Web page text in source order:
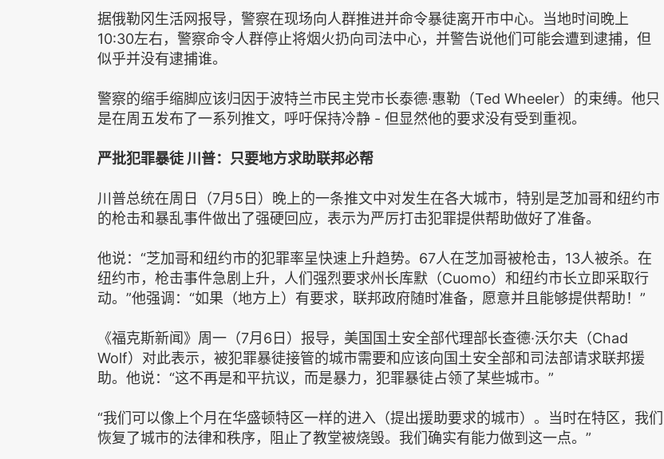
据俄勒冈生活网报导，警察在现场向人群推进并命令暴徒离开市中心。当地时间晚上
10:30左右，警察命令人群停止将烟火扔向司法中心，并警告说他们可能会遭到逮捕，但
似乎并没有逮捕谁。
警察的缩手缩脚应该归因于波特兰市民主党市长泰德·惠勒（Ted Wheeler）的束缚。他只
是在周五发布了一系列推文，呼吁保持冷静 - 但显然他的要求没有受到重视。
严批犯罪暴徒 川普：只要地方求助联邦必帮
川普总统在周日（7月5日）晚上的一条推文中对发生在各大城市，特别是芝加哥和纽约市
的枪击和暴乱事件做出了强硬回应，表示为严厉打击犯罪提供帮助做好了准备。
他说：“芝加哥和纽约市的犯罪率呈快速上升趋势。67人在芝加哥被枪击，13人被杀。在
纽约市，枪击事件急剧上升，人们强烈要求州长库默（Cuomo）和纽约市长立即采取行
动。”他强调：“如果（地方上）有要求，联邦政府随时准备，愿意并且能够提供帮助！”
《福克斯新闻》周一（7月6日）报导，美国国土安全部代理部长查德·沃尔夫（Chad
Wolf）对此表示，被犯罪暴徒接管的城市需要和应该向国土安全部和司法部请求联邦援
助。他说：“这不再是和平抗议，而是暴力，犯罪暴徒占领了某些城市。”
“我们可以像上个月在华盛顿特区一样的进入（提出援助要求的城市）。当时在特区，我们
恢复了城市的法律和秩序，阻止了教堂被烧毁。我们确实有能力做到这一点。”